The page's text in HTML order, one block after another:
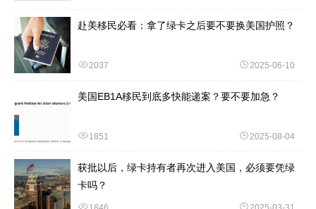
赴美移民必看：拿了绿卡之后要不要换美国护照？
2037 2025-06-10
美国EB1A移民到底多快能递案？要不要加急？
1851 2025-08-04
获批以后，绿卡持有者再次进入美国，必须要凭绿
卡吗？